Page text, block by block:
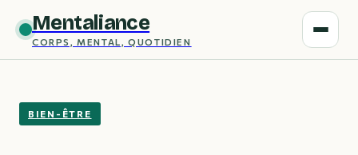
Mentaliance
CORPS, MENTAL, QUOTIDIEN
BIEN-ÊTRE